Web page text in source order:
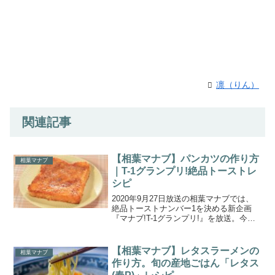
凛（りん）
関連記事
相葉マナブ
【相葉マナブ】パンカツの作り方
｜T-1グランプリ!絶品トーストレ
シピ
2020年9月27日放送の相葉マナブでは、
絶品トーストナンバー1を決める新企画
『マナブ!T-1グランプリ!』を放送。今回
りがっこコンビーフトースト」、牛乳・
バターを...
相葉マナブ
【相葉マナブ】レタスラーメンの
作り方。旬の産地ごはん「レタス